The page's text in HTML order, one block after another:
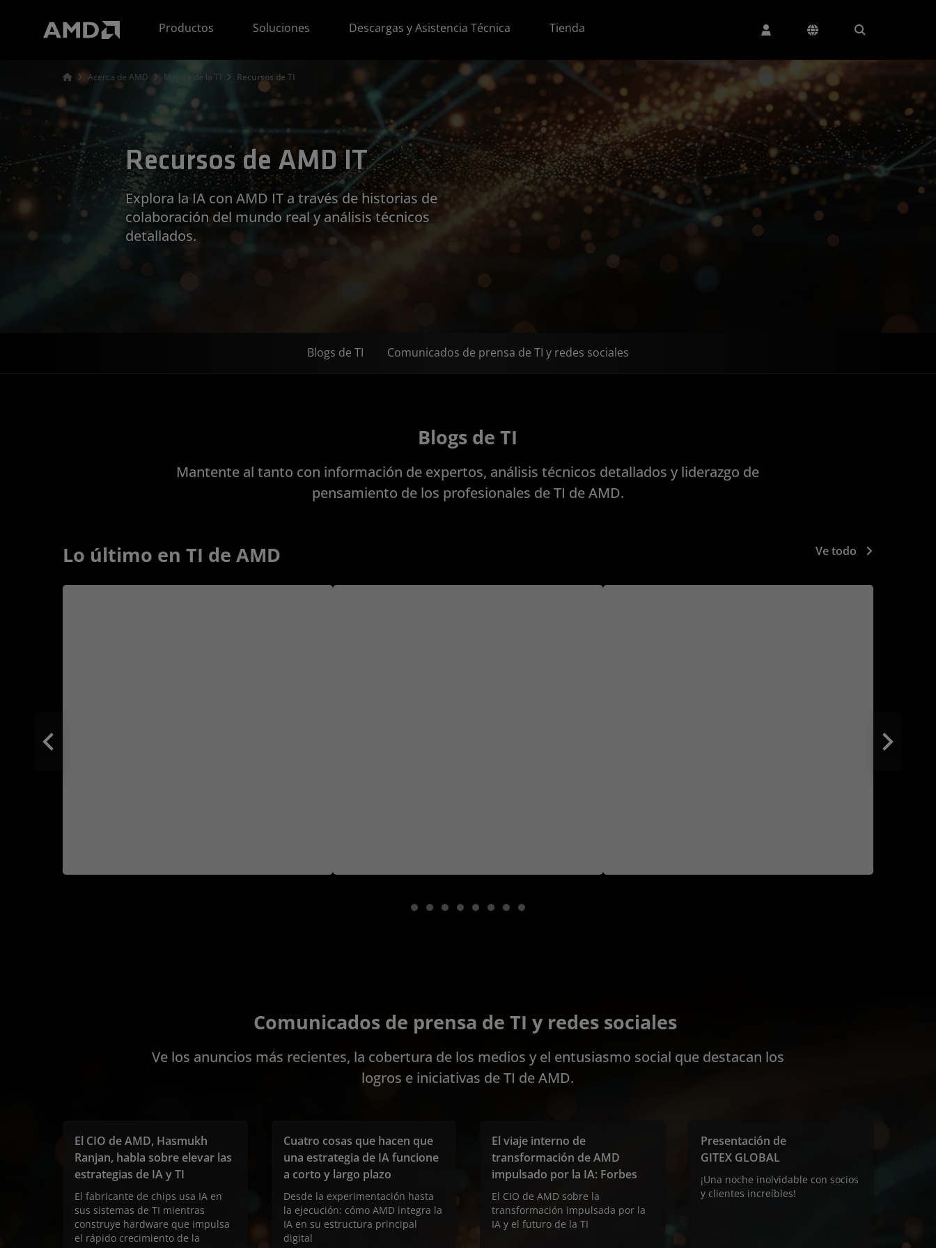
Productos
Soluciones Descargas y Asistencia Técnica Tienda
Acerca de AMD Mejora de la TI Recursos de TI
Recursos de AMD IT
Explora la IA con AMD IT a través de historias de
colaboración del mundo real y análisis técnicos
detallados.
Blogs de TI Comunicados de prensa de TI y redes sociales
Blogs de TI
Mantente al tanto con información de expertos, análisis técnicos detallados y liderazgo de
pensamiento de los profesionales de TI de AMD.
Lo último en TI de AMD Ve todo
Comunicados de prensa de TI y redes sociales
Ve los anuncios más recientes, la cobertura de los medios y el entusiasmo social que destacan los
logros e iniciativas de TI de AMD.
El CIO de AMD, Hasmukh
Ranjan, habla sobre elevar las
estrategias de IA y TI
El fabricante de chips usa IA en
sus sistemas de TI mientras
construye hardware que impulsa
el rápido crecimiento de la
Cuatro cosas que hacen que
una estrategia de IA funcione
a corto y largo plazo
Desde la experimentación hasta
la ejecución: cómo AMD integra la
IA en su estructura principal
digital
El viaje interno de
transformación de AMD
impulsado por la IA: Forbes
El CIO de AMD sobre la
transformación impulsada por la
IA y el futuro de la TI
Presentación de
GITEX GLOBAL
¡Una noche inolvidable con socios
y clientes increíbles!